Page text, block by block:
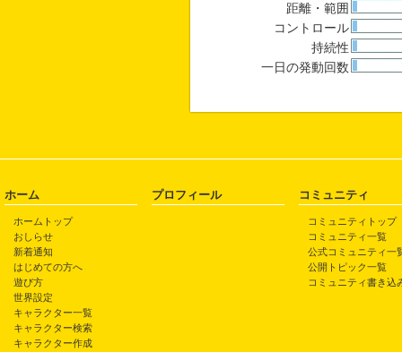
距離・範囲
コントロール
持続性
一日の発動回数
ホーム
ホームトップ
おしらせ
新着通知
はじめての方へ
遊び方
世界設定
キャラクター一覧
キャラクター検索
キャラクター作成
プロフィール コミュニティ
コミュニティトップ
コミュニティ一覧
公式コミュニティ一
公開トピック一覧
コミュニティ書き込